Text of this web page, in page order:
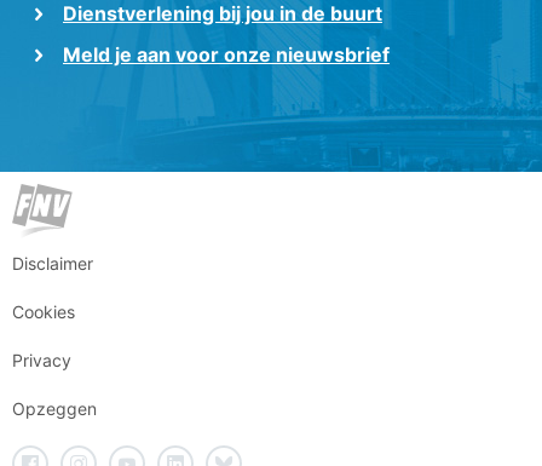
Dienstverlening bij jou in de buurt
Meld je aan voor onze nieuwsbrief
Disclaimer
Cookies
Privacy
Opzeggen